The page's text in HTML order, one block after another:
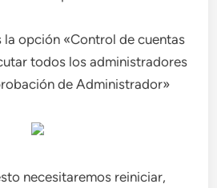
la opción «Control de cuentas
todos los administradores
de Administrador»
necesitaremos reiniciar,